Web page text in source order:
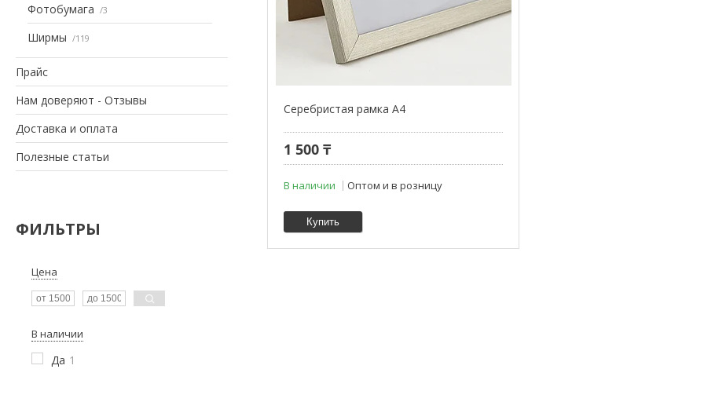
Фотобумага 3
Ширмы 119
Прайс
Нам доверяют - Отзывы
Доставка и оплата
Полезные статьи
ФИЛЬТРЫ
Цена
В наличии
Да 1
Серебристая рамка А4
1 500 ₸
В наличии Оптом и в розницу
Купить